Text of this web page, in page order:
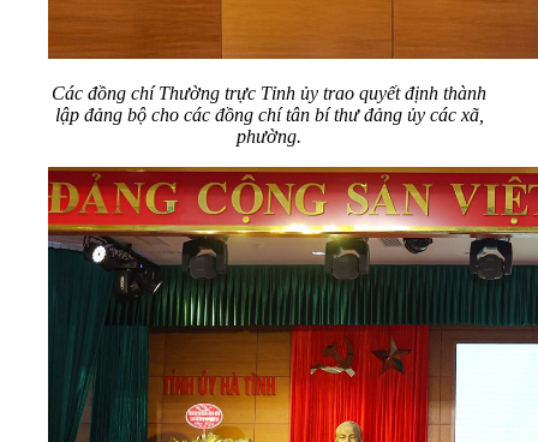
Các đồng chí Thường trực Tỉnh ủy trao quyết định thành
lập đảng bộ cho các đồng chí tân bí thư đảng ủy các xã,
phường.